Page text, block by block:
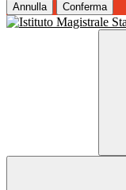
Annulla Conferma